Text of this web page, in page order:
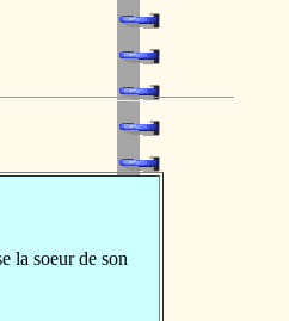
la soeur de son